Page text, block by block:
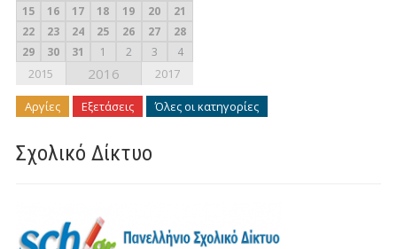
15
16 17 18 19 20
21
22
23 24 25 26 27
28
29
30 31 1 2 3 4
2015 2016 2017
Αργίες Εξετάσεις Όλες οι κατηγορίες
Σχολικό Δίκτυο